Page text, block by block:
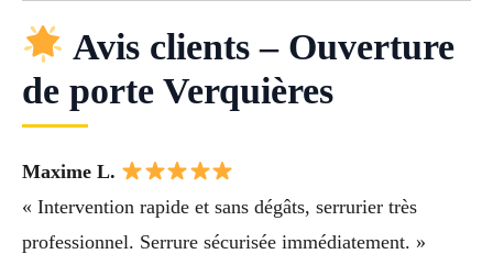
Avis clients – Ouverture
de porte Verquières
Maxime L.
« Intervention rapide et sans dégâts, serrurier très
professionnel. Serrure sécurisée immédiatement. »